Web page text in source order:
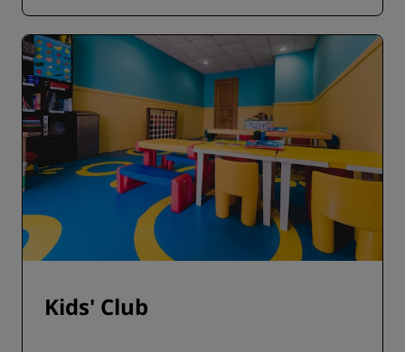
Kids' Club